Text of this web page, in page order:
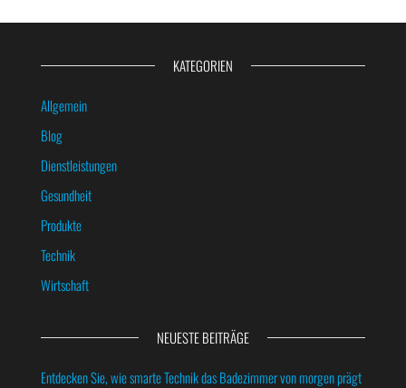
KATEGORIEN
Allgemein
Blog
Dienstleistungen
Gesundheit
Produkte
Technik
Wirtschaft
NEUESTE BEITRÄGE
Entdecken Sie, wie smarte Technik das Badezimmer von morgen prägt